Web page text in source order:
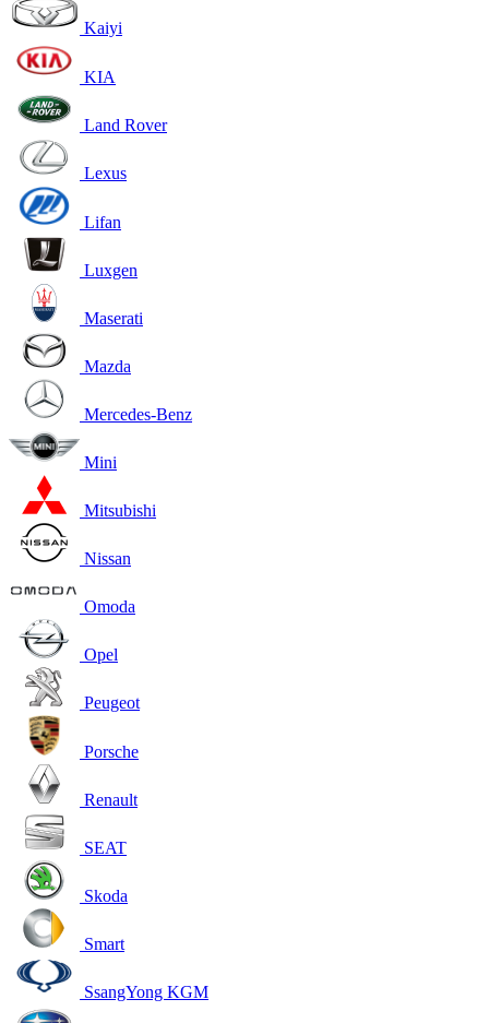
Kaiyi
KIA
Land Rover
Lexus
Lifan
Luxgen
Maserati
Mazda
Mercedes-Benz
Mini
Mitsubishi
Nissan
Omoda
Opel
Peugeot
Porsche
Renault
SEAT
Skoda
Smart
SsangYong KGM